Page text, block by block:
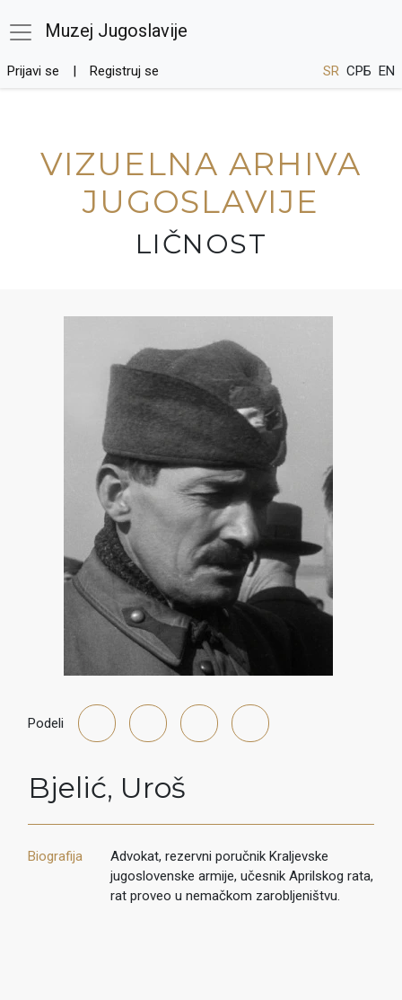
Muzej Jugoslavije
Prijavi se Registruj se SR СРБ EN
VIZUELNA ARHIVA
JUGOSLAVIJE
LIČNOST
Podeli
Bjelić, Uroš
Biografija
Advokat, rezervni poručnik Kraljevske
jugoslovenske armije, učesnik Aprilskog rata,
rat proveo u nemačkom zarobljeništvu.